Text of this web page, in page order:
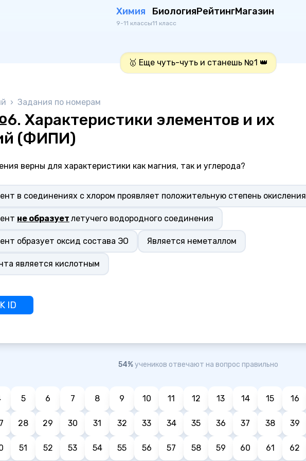
Химия
9-11 классы
Биология
11 класс
РейтингМагазин
🥇 Еще чуть-чуть и станешь №1 👑
› Задания по номерам
Характеристики элементов и их
(ФИПИ)
верны для характеристики как магния, так и углерода?
в соединениях с хлором проявляет положительную степень окисления
не образует летучего водородного соединения
образует оксид состава ЭО Является неметаллом
является кислотным
ID
54%учеников отвечают на вопрос правильно
5 6 7 8 9 10 11 12 13 14 15 16
28 29 30 31 32 33 34 35 36 37 38 39
51 52 53 54 55 56 57 58 59 60 61 62